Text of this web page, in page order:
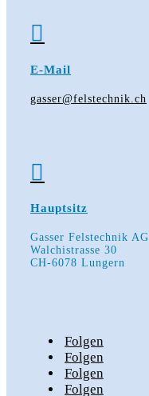

E-Mail
gasser@felstechnik.ch

Hauptsitz
Gasser Felstechnik AG
Walchistrasse 30
CH-6078 Lungern
Folgen
Folgen
Folgen
Folgen